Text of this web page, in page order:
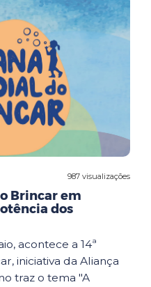
987 visualizações
Brincar em
dos
acontece a 14ª
iniciativa da Aliança
traz o tema "A